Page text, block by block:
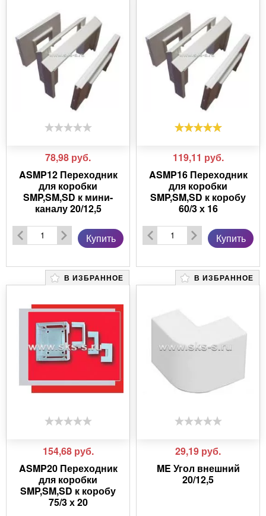
78,98 руб.
ASMP12 Переходник
для коробки
SMP,SM,SD к мини-
каналу 20/12,5
Купить
119,11 руб.
ASMP16 Переходник
для коробки
SMP,SM,SD к коробу
60/3 х 16
Купить
В ИЗБРАННОЕ
154,68 руб.
ASMP20 Переходник
для коробки
SMP,SM,SD к коробу
75/3 х 20
В ИЗБРАННОЕ
29,19 руб.
ME Угол внешний
20/12,5